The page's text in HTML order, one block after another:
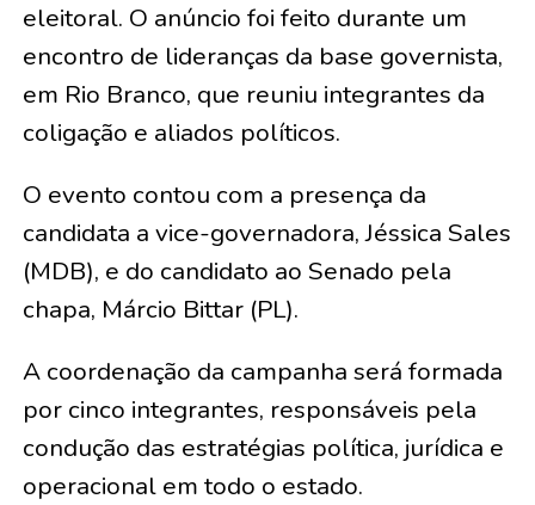
eleitoral. O anúncio foi feito durante um
encontro de lideranças da base governista,
em Rio Branco, que reuniu integrantes da
coligação e aliados políticos.
O evento contou com a presença da
candidata a vice-governadora, Jéssica Sales
(MDB), e do candidato ao Senado pela
chapa, Márcio Bittar (PL).
A coordenação da campanha será formada
por cinco integrantes, responsáveis pela
condução das estratégias política, jurídica e
operacional em todo o estado.